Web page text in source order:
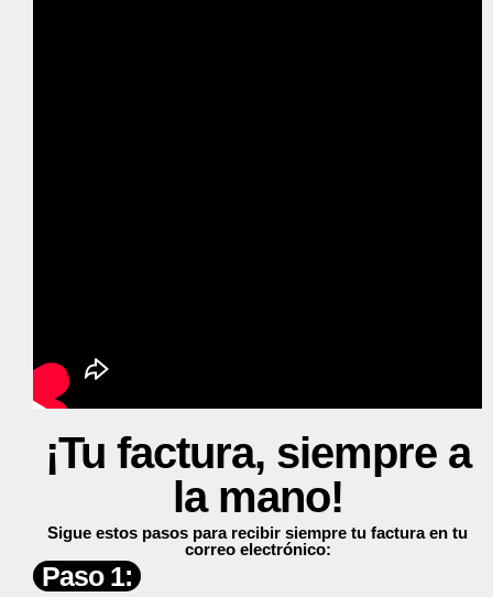
¡Tu factura, siempre a
la mano!
Sigue estos pasos para recibir siempre tu factura en tu
correo electrónico:
Paso 1: